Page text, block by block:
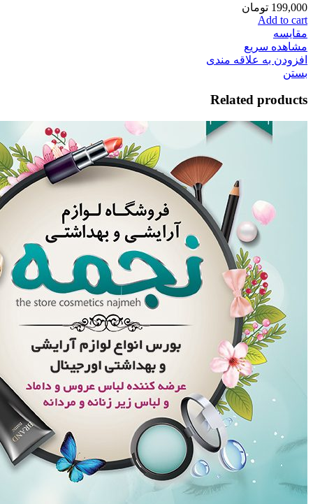
199,000 تومان
Add to cart
مقایسه
مشاهده سریع
افزودن به علاقه مندی
بستن
Related products